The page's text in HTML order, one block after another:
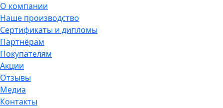
О компании
Наше производство
Сертификаты и дипломы
Партнёрам
Покупателям
Акции
Отзывы
Медиа
Контакты